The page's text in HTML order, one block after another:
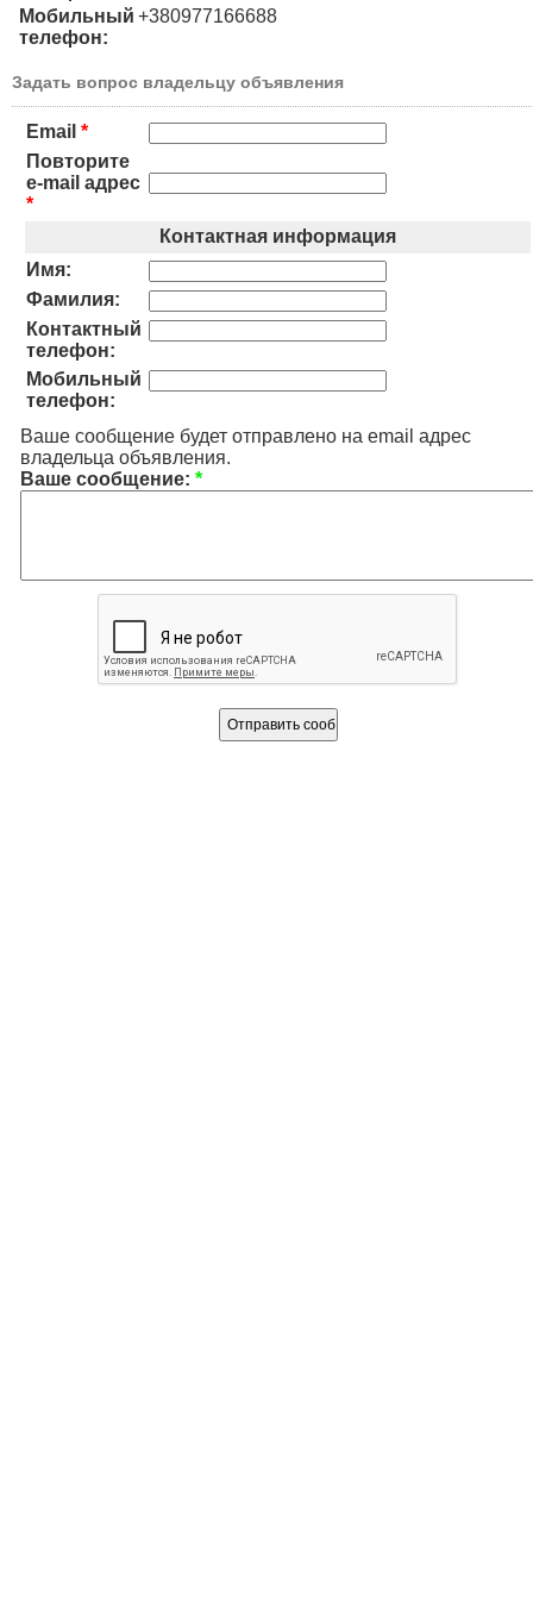
Мобильный
телефон:
+380977166688
Задать вопрос владельцу объявления
Email *
Повторите
e-mail адрес
*
Контактная информация
Имя:
Фамилия:
Контактный
телефон:
Мобильный
телефон:
Ваше сообщение будет отправлено на email адрес
владельца объявления.
Ваше сообщение: *